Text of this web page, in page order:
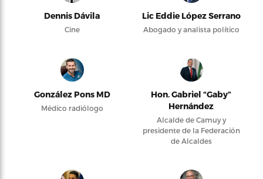
Dennis Dávila
Cine
Lic Eddie López Serrano
Abogado y analista político
González Pons MD
Médico radiólogo
Hon. Gabriel “Gaby”
Hernández
Alcalde de Camuy y
presidente de la Federación
de Alcaldes